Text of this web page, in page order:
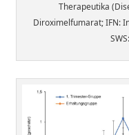
Therapeutika
Diroximelfumarat; IFN: